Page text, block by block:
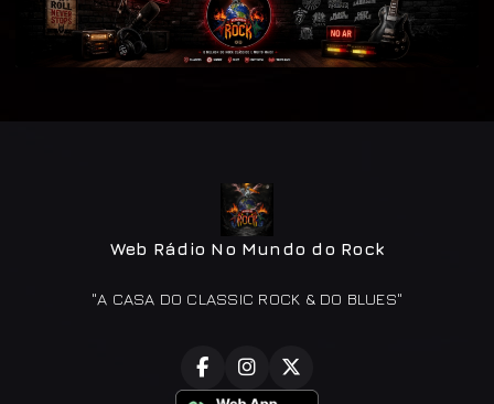
Web Rádio No Mundo do Rock
"A CASA DO CLASSIC ROCK & DO BLUES"